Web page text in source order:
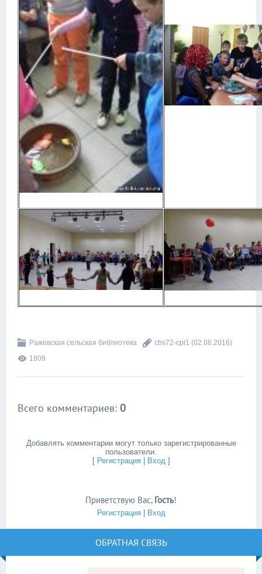
Ражевская сельская библиотека cbs72-cpi1 (02.06.2016)
1809
Всего комментариев: 0
Добавлять комментарии могут только зарегистрированные
пользователи.
[ Регистрация| Вход]
Приветствую Вас, Гость!
Регистрация| Вход
ОБРАТНАЯ СВЯЗЬ